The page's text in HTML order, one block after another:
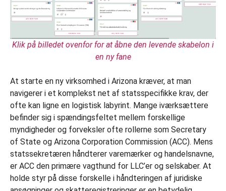
Klik på billedet ovenfor for at åbne den levende skabelon i
en ny fane
At starte en ny virksomhed i Arizona kræver, at man
navigerer i et komplekst net af statsspecifikke krav, der
ofte kan ligne en logistisk labyrint. Mange iværksættere
befinder sig i spændingsfeltet mellem forskellige
myndigheder og forveksler ofte rollerne som Secretary
of State og Arizona Corporation Commission (ACC). Mens
statssekretæren håndterer varemærker og handelsnavne,
er ACC den primære vagthund for LLC’er og selskaber. At
holde styr på disse forskelle i håndteringen af juridiske